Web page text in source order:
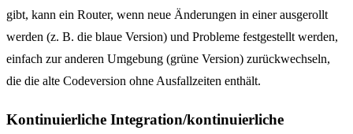
gibt, kann ein Router, wenn neue Änderungen in einer ausgerollt
werden (z. B. die blaue Version) und Probleme festgestellt werden,
einfach zur anderen Umgebung (grüne Version) zurückwechseln,
die die alte Codeversion ohne Ausfallzeiten enthält.
Kontinuierliche Integration/kontinuierliche